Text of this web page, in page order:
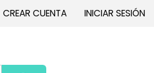
CREAR CUENTA INICIAR SESIÓN